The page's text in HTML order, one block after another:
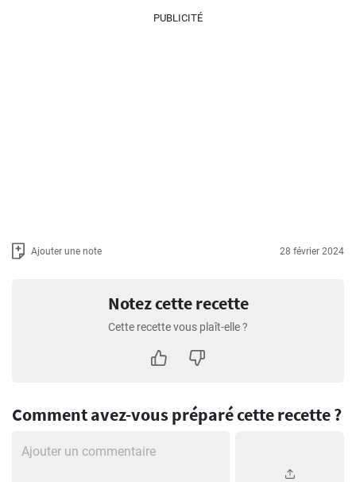
PUBLICITÉ
Ajouter une note 28 février 2024
Notez cette recette
Cette recette vous plaît-elle ?
Comment avez-vous préparé cette recette ?